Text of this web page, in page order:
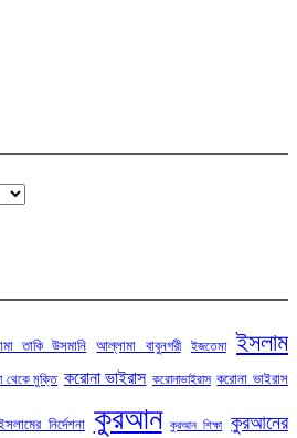
তাকি উসমানি আল্লামা বাবুনগরী ইজতেমা ইসলাম
থেকে মুক্তি করোনা ভাইরাস করোনাভাইরাস করোনা ভাইরাস
নির্দেশনা কুরআন কুরআন শিক্ষা কুরআনের